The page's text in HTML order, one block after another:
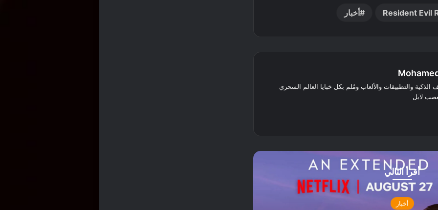
Resident Evil أخبار
الذكية والتطبيقات والألعاب ومُلم بكل خبايا العالم السحري
لآبل
أقرأ التالي
أخبار